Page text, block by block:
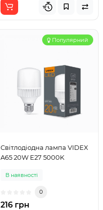
Популярний
Світлодіодна лампа VIDEX
A65 20W E27 5000K
В наявності
0
216 грн